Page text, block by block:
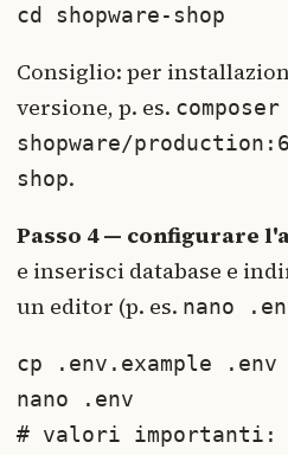
cd shopware-shop
Consiglio: per
versione, p. es.
shopware/
shop.
Passo 4 — configurare
e inserisci database e
un editor (p. es. nano
cp .env.example .env
nano .env
# valori importanti: